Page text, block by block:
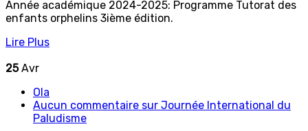
Année académique 2024-2025: Programme Tutorat des
enfants orphelins 3ième édition.
Lire Plus
25 Avr
Ola
Aucun commentaire sur Journée International du
Paludisme